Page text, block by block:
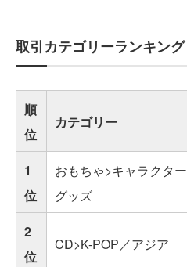
取引カテゴリーランキング
順
位
カテゴリー
1
位
おもちゃ>キャラクター
グッズ
2
位
CD>K-POP／アジア